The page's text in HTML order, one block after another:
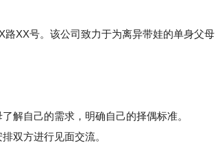
XX号。该公司致力于为离异带娃的单身父母
解自己的需求，明确自己的择偶标准。
双方进行见面交流。